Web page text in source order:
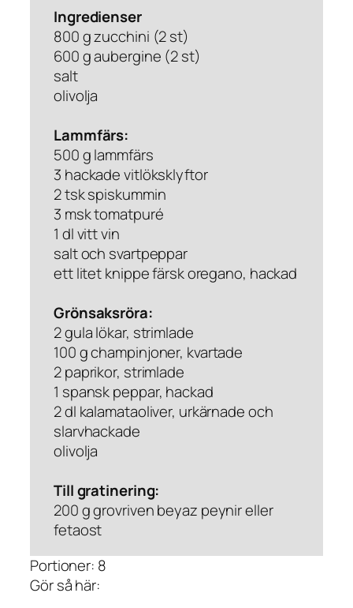
Ingredienser
800 g zucchini (2 st)
600 g aubergine (2 st)
salt
olivolja
Lammfärs:
500 g lammfärs
3 hackade vitlöksklyftor
2 tsk spiskummin
3 msk tomatpuré
1 dl vitt vin
salt och svartpeppar
ett litet knippe färsk oregano, hackad
Grönsaksröra:
2 gula lökar, strimlade
100 g champinjoner, kvartade
2 paprikor, strimlade
1 spansk peppar, hackad
2 dl kalamataoliver, urkärnade och
slarvhackade
olivolja
Till gratinering:
200 g grovriven beyaz peynir eller
fetaost
Portioner: 8
Gör så här: